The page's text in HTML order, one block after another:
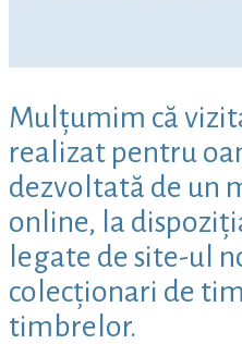
Mulțumim că
realizat pentru
dezvoltată de un
online, la
legate de site-ul
colecționari de
timbrelor.